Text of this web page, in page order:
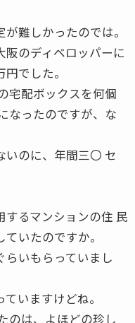
が難しかったのでは。
のディベロッパーに
でした。
宅配ボックスを何個
なったのですが、な
のに、年間三〇 セ
するマンションの住 民
いたのですか。
らいもらっていまし
いますけどね。
のは、よほどの珍し